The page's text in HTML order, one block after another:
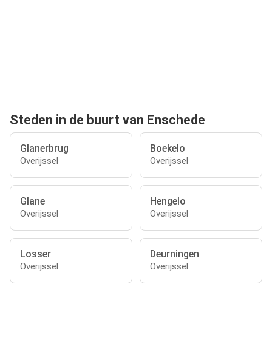
Steden in de buurt van Enschede
Glanerbrug
Overijssel
Boekelo
Overijssel
Glane
Overijssel
Hengelo
Overijssel
Losser
Overijssel
Deurningen
Overijssel